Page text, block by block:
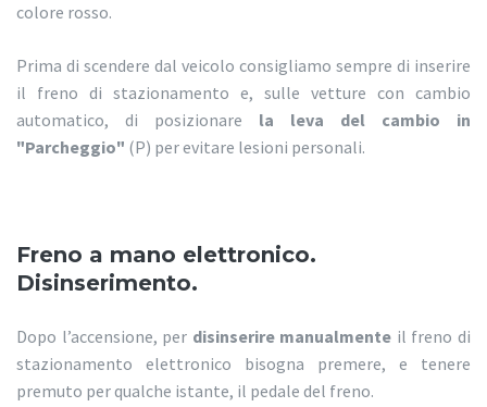
colore rosso.
Prima di scendere dal veicolo consigliamo sempre di inserire
il freno di stazionamento e, sulle vetture con cambio
automatico, di posizionare la leva del cambio in
"Parcheggio" (P) per evitare lesioni personali.
Freno a mano elettronico.
Disinserimento.
Dopo l’accensione, per disinserire manualmente il freno di
stazionamento elettronico bisogna premere, e tenere
premuto per qualche istante, il pedale del freno.